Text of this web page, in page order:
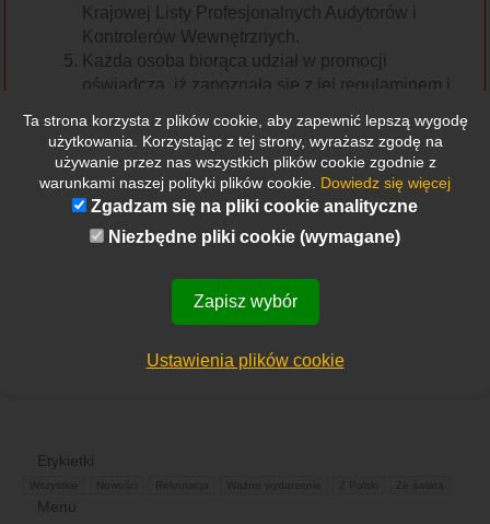
Krajowej Listy Profesjonalnych Audytorów i
Kontrolerów Wewnętrznych.
Każda osoba biorąca udział w promocji
oświadcza, iż zapoznała się z jej regulaminem i
Skorzystanie z promocji jest równoznaczne z
akceptacją regulaminu.
Organizator zastrzega sobie prawo zmiany
postanowień niniejszego regulaminu z
ważnych przyczyn. Każda zmiana ogłaszana
W przypadku pytań zapraszamy do kontaktu.
Etykietki
Nowości Rekrutacja
Menu
Ta strona korzysta z plików cookie, aby zapewnić lepszą wygodę
użytkowania. Korzystając z tej strony, wyrażasz zgodę na
używanie przez nas wszystkich plików cookie zgodnie z
warunkami naszej polityki plików cookie. Dowiedz się więcej
Zgadzam się na pliki cookie analityczne
Niezbędne pliki cookie (wymagane)
Zapisz wybór
Ustawienia plików cookie